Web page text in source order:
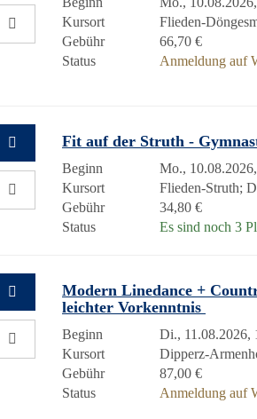
Kursort
Flieden-
Gebühr
66,70 €
Status
Anmeldung auf
Fit auf der Struth -
Beginn
Mo.,
Kursort
Flieden-Struth;
Gebühr
34,80 €
Status
Es sind noch 3
Modern Linedance +
leichter Vorkenntnis
Beginn
Di., 11.08.2026,
Kursort
Dipperz-
Gebühr
87,00 €
Status
Anmeldung auf